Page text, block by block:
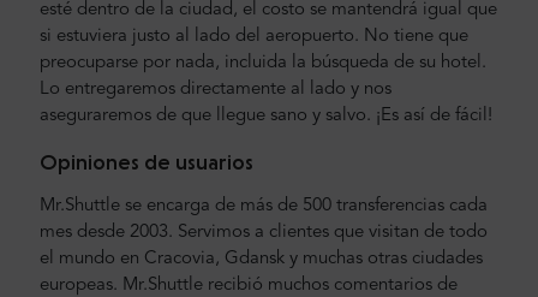
esté dentro de la ciudad, el costo se mantendrá igual que
si estuviera justo al lado del aeropuerto. No tiene que
preocuparse por nada, incluida la búsqueda de su hotel.
Lo entregaremos directamente al lado y nos
aseguraremos de que llegue sano y salvo. ¡Es así de fácil!
Opiniones de usuarios
Mr.Shuttle se encarga de más de 500 transferencias cada
mes desde 2003. Servimos a clientes que visitan de todo
el mundo en Cracovia, Gdansk y muchas otras ciudades
europeas. Mr.Shuttle recibió muchos comentarios de